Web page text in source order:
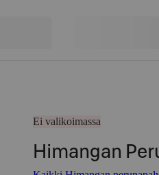
Ei valikoimassa
Himangan